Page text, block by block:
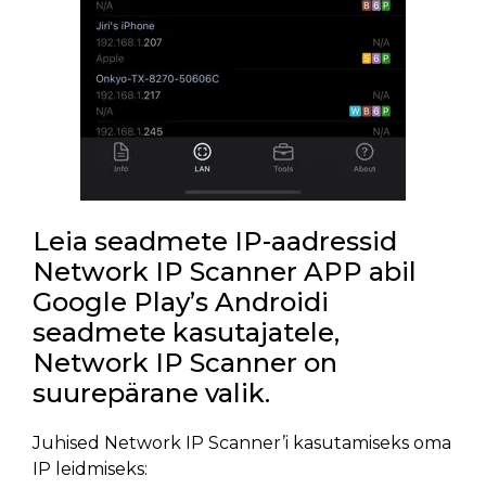
Leia seadmete IP-aadressid
Network IP Scanner APP abil
Google Play’s Androidi
seadmete kasutajatele,
Network IP Scanner on
suurepärane valik.
Juhised Network IP Scanner’i kasutamiseks oma
IP leidmiseks: